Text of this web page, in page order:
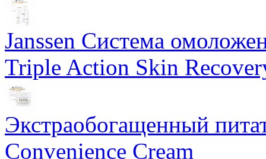
Janssen Система
Triple Action Skin
Экстраобогащенный
Convenience Cream